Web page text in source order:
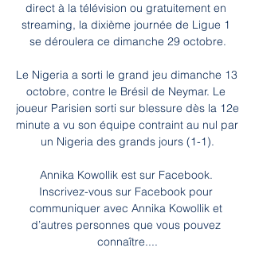
direct à la télévision ou gratuitement en
streaming, la dixième journée de Ligue 1
se déroulera ce dimanche 29 octobre.
Le Nigeria a sorti le grand jeu dimanche 13
octobre, contre le Brésil de Neymar. Le
joueur Parisien sorti sur blessure dès la 12e
minute a vu son équipe contraint au nul par
un Nigeria des grands jours (1-1).
Annika Kowollik est sur Facebook.
Inscrivez-vous sur Facebook pour
communiquer avec Annika Kowollik et
d’autres personnes que vous pouvez
connaître....